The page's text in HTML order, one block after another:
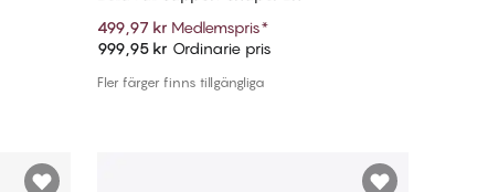
Lägg till i varukorg
499,97 kr Medlemspris*
999,95 kr Ordinarie pris
Fler färger finns tillgängliga